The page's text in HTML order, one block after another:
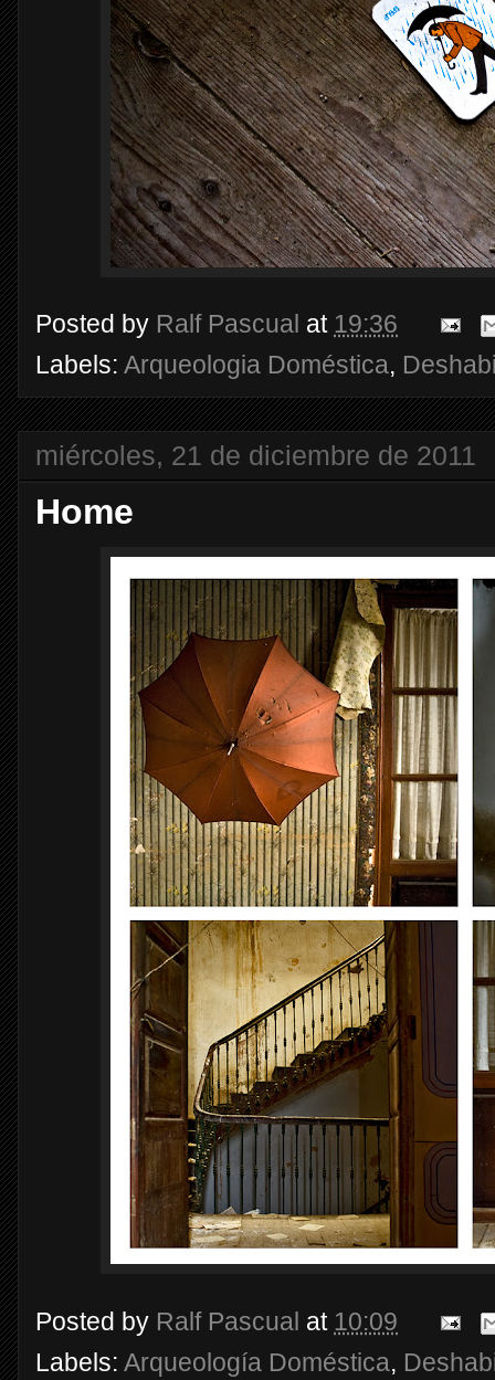
Posted by Ralf Pascual at 19:36
Labels: Arqueologia Doméstica,
miércoles, 21 de diciembre de 2011
Home
Posted by Ralf Pascual at 10:09
Labels: Arqueología Doméstica,